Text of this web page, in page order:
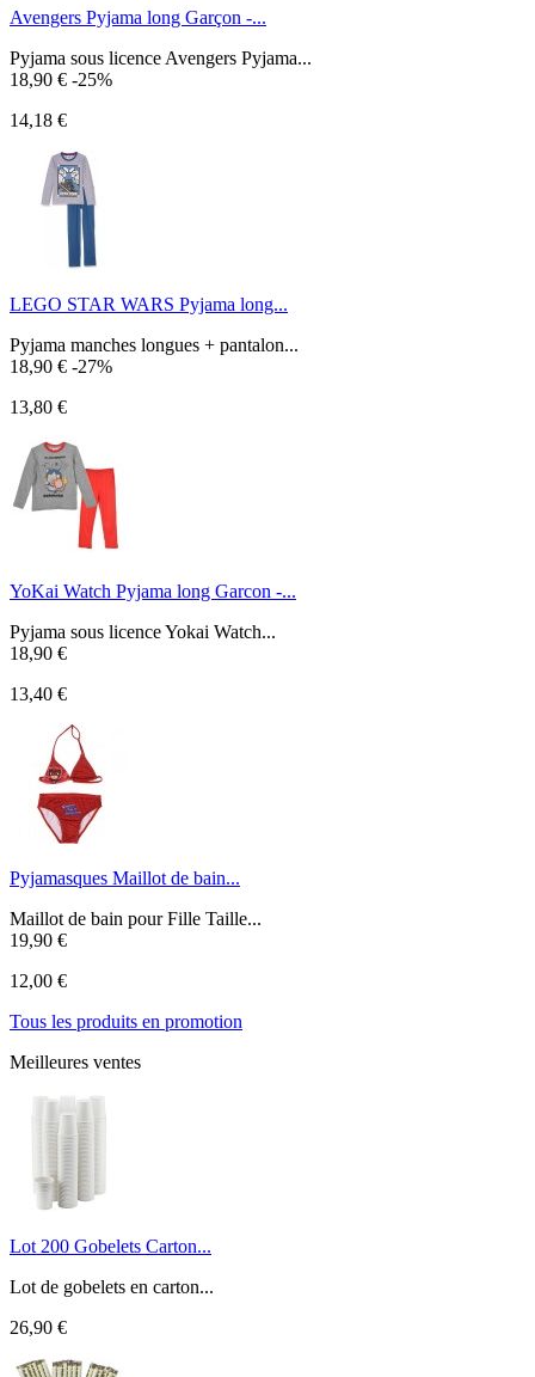
Avengers Pyjama long Garçon -...
Pyjama sous licence Avengers Pyjama...
18,90 € -25%
14,18 €
LEGO STAR WARS Pyjama long...
Pyjama manches longues + pantalon...
18,90 € -27%
13,80 €
YoKai Watch Pyjama long Garcon -...
Pyjama sous licence Yokai Watch...
18,90 €
13,40 €
Pyjamasques Maillot de bain...
Maillot de bain pour Fille Taille...
19,90 €
12,00 €
Tous les produits en promotion
Meilleures ventes
Lot 200 Gobelets Carton...
Lot de gobelets en carton...
26,90 €